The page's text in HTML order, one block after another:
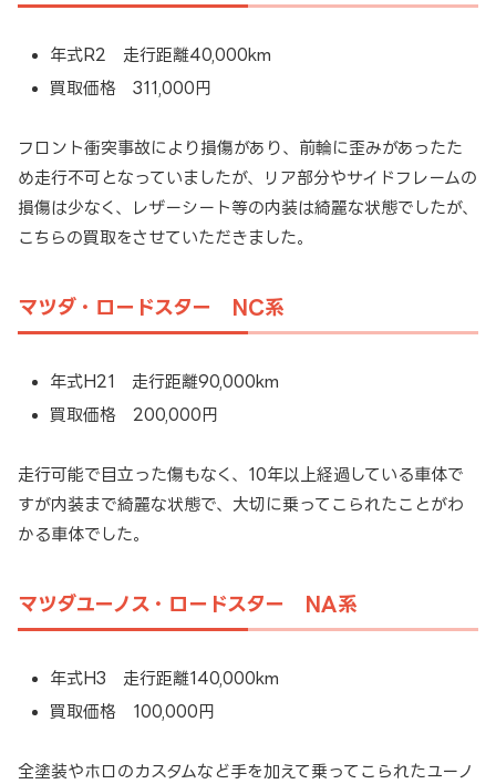
年式R2 走行距離40,000km
買取価格 311,000円
フロント衝突事故により損傷があり、前輪に歪みがあったた
め走行不可となっていましたが、リア部分やサイドフレームの
損傷は少なく、レザーシート等の内装は綺麗な状態でしたが、
こちらの買取をさせていただきました。
マツダ・ロードスター NC系
年式H21 走行距離90,000km
買取価格 200,000円
走行可能で目立った傷もなく、10年以上経過している車体で
すが内装まで綺麗な状態で、大切に乗ってこられたことがわ
かる車体でした。
マツダユーノス・ロードスター NA系
年式H3 走行距離140,000km
買取価格 100,000円
全塗装やホロのカスタムなど手を加えて乗ってこられたユーノ